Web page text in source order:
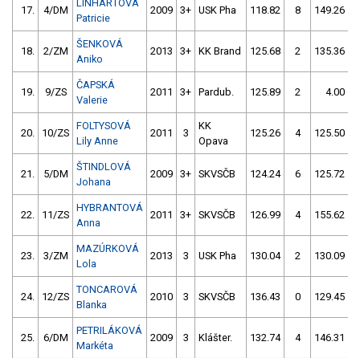
17. 4/DM
LINHARTOVÁ
Patricie
2009 3+ USK Pha 118.82 8 149.26
18. 2/ZM
ŠENKOVÁ
Aniko
2013 3+ KK Brand 125.68 2 135.36
19. 9/ZS
ČAPSKÁ
Valerie
2011 3+ Pardub. 125.89 2 4.00
20. 10/ZS
FOLTYSOVÁ
Lily Anne
2011 3
KK
Opava
125.26 4 125.50
21. 5/DM
ŠTINDLOVÁ
Johana
2009 3+ SKVSČB 124.24 6 125.72
22. 11/ZS
HYBRANTOVÁ
Anna
2011 3+ SKVSČB 126.99 4 155.62
23. 3/ZM
MAZÚRKOVÁ
Lola
2013 3 USK Pha 130.04 2 130.09
24. 12/ZS
TONCAROVÁ
Blanka
2010 3 SKVSČB 136.43 0 129.45
25. 6/DM
PETRILÁKOVÁ
Markéta
2009 3 Klášter. 132.74 4 146.31